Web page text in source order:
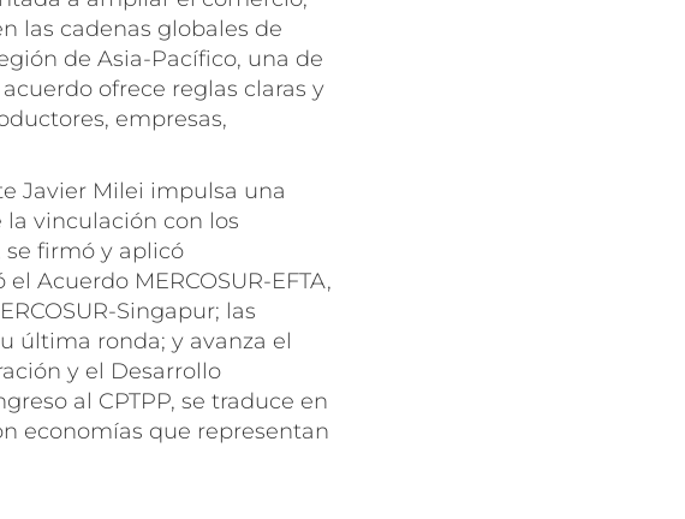
las cadenas globales de
de Asia-Pacífico, una de
ofrece reglas claras y
empresas,
Javier Milei impulsa una
vinculación con los
se firmó y aplicó
Acuerdo MERCOSUR-EFTA,
Singapur; las
última ronda; y avanza el
y el Desarrollo
al CPTPP, se traduce en
economías que representan